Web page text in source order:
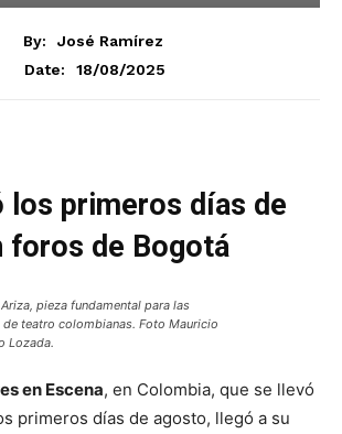
By:
José Ramírez
Date:
18/08/2025
los primeros días de
foros de Bogotá
pieza fundamental para las
de teatro colombianas. Foto Mauricio
Lozada.
en Escena, en Colombia, que se llevó
primeros días de agosto, llegó a su